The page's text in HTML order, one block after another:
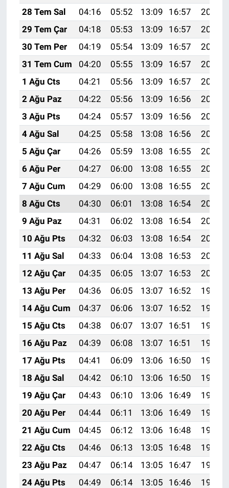
28 Tem Sal
04:16 05:52 13:09 16:57
20:15
29 Tem Çar
04:18 05:53 13:09 16:57
20:15
30 Tem Per
04:19 05:54 13:09 16:57
20:14
31 Tem Cum
04:20 05:55 13:09 16:57
20:13
1 Ağu Cts
04:21 05:56 13:09 16:57
20:12
2 Ağu Paz
04:22 05:56 13:09 16:56
20:11
3 Ağu Pts
04:24 05:57 13:09 16:56
20:10
4 Ağu Sal
04:25 05:58 13:08 16:56
20:09
5 Ağu Çar
04:26 05:59 13:08 16:55
20:08
6 Ağu Per
04:27 06:00 13:08 16:55
20:07
7 Ağu Cum
04:29 06:00 13:08 16:55
20:06
8 Ağu Cts
04:30 06:01 13:08 16:54
20:05
9 Ağu Paz
04:31 06:02 13:08 16:54
20:04
10 Ağu Pts
04:32 06:03 13:08 16:54
20:03
11 Ağu Sal
04:33 06:04 13:08 16:53
20:01
12 Ağu Çar
04:35 06:05 13:07 16:53
20:00
13 Ağu Per
04:36 06:05 13:07 16:52
19:59
14 Ağu Cum
04:37 06:06 13:07 16:52
19:58
15 Ağu Cts
04:38 06:07 13:07 16:51
19:57
16 Ağu Paz
04:39 06:08 13:07 16:51
19:56
17 Ağu Pts
04:41 06:09 13:06 16:50
19:54
18 Ağu Sal
04:42 06:10 13:06 16:50
19:53
19 Ağu Çar
04:43 06:10 13:06 16:49
19:52
20 Ağu Per
04:44 06:11 13:06 16:49
19:50
21 Ağu Cum
04:45 06:12 13:06 16:48
19:49
22 Ağu Cts
04:46 06:13 13:05 16:48
19:48
23 Ağu Paz
04:47 06:14 13:05 16:47
19:47
24 Ağu Pts
04:49 06:14 13:05 16:46
19:45